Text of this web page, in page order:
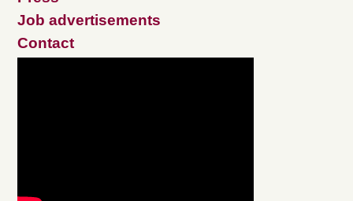
Job advertisements
Contact